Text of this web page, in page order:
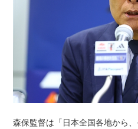
森保監督は「日本全国各地から